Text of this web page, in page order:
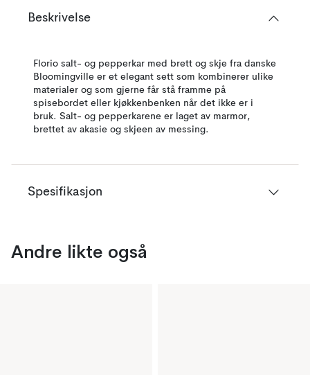
Beskrivelse
Florio salt- og pepperkar med brett og skje fra danske
Bloomingville er et elegant sett som kombinerer ulike
materialer og som gjerne får stå framme på
spisebordet eller kjøkkenbenken når det ikke er i
bruk. Salt- og pepperkarene er laget av marmor,
brettet av akasie og skjeen av messing.
Spesifikasjon
Andre likte også